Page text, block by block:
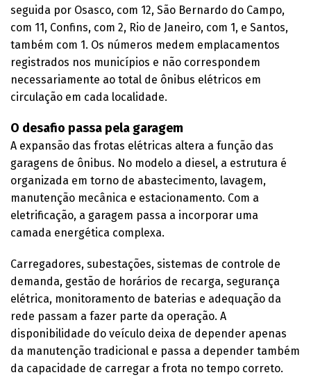
seguida por Osasco, com 12, São Bernardo do Campo,
com 11, Confins, com 2, Rio de Janeiro, com 1, e Santos,
também com 1. Os números medem emplacamentos
registrados nos municípios e não correspondem
necessariamente ao total de ônibus elétricos em
circulação em cada localidade.
O desafio passa pela garagem
A expansão das frotas elétricas altera a função das
garagens de ônibus. No modelo a diesel, a estrutura é
organizada em torno de abastecimento, lavagem,
manutenção mecânica e estacionamento. Com a
eletrificação, a garagem passa a incorporar uma
camada energética complexa.
Carregadores, subestações, sistemas de controle de
demanda, gestão de horários de recarga, segurança
elétrica, monitoramento de baterias e adequação da
rede passam a fazer parte da operação. A
disponibilidade do veículo deixa de depender apenas
da manutenção tradicional e passa a depender também
da capacidade de carregar a frota no tempo correto.